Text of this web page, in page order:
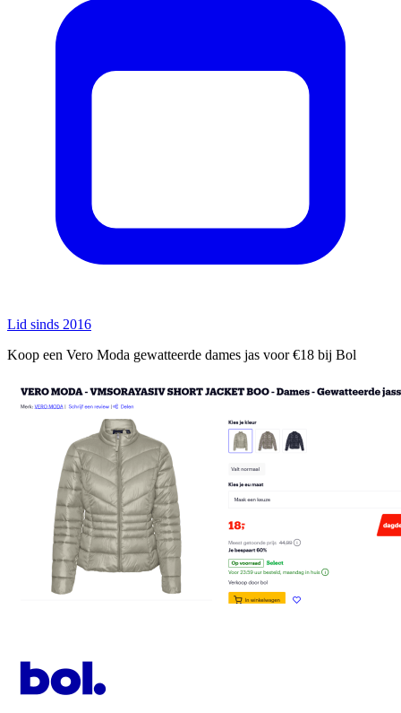
Lid sinds 2016
Koop een Vero Moda gewatteerde dames jas voor €18 bij Bol